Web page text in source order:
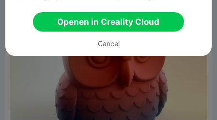
Openen in Creality Cloud
Cancel